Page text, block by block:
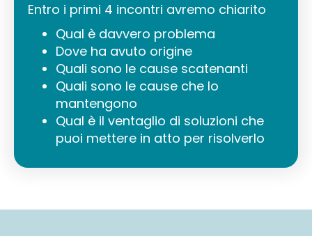
Entro i primi 4 incontri avremo chiarito
Qual è davvero problema
Dove ha avuto origine
Quali sono le cause scatenanti
Quali sono le cause che lo
mantengono
Qual è il ventaglio di soluzioni che
puoi mettere in atto per risolverlo